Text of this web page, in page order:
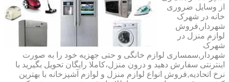
از وسایل ضروری
خانه در شهرک
شهردار,فروش
لوازم منزل در
شهرک
شهردار,سمساری لوازم خانگی و حتی جهزیه خود را به صورت
اینترنتی سفارش دهید و درون منزل،کاملا رایگان تحویل بگیرید با
نرخ اتحادیه,فروش انواع لوازم منزل و لوازم آشپزخانه با بهترین